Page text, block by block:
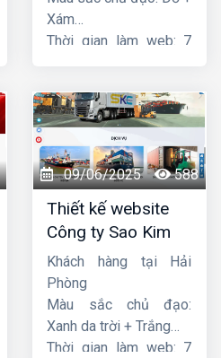
Xám
Thời gian làm web: 7
09/06/2025 588
Thiết kế website
Công ty Sao Kim
Khách hàng tại Hải
Phòng
Màu sắc chủ đạo:
Xanh da trời + Trắng
Thời gian làm web: 7